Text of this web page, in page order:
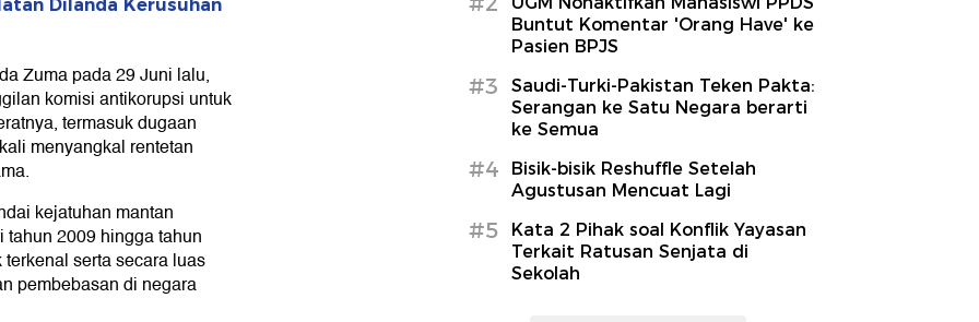
Dilanda Kerusuhan
Zuma pada 29 Juni lalu,
komisi antikorupsi untuk
termasuk dugaan
menyangkal rentetan
kejatuhan mantan
2009 hingga tahun
serta secara luas
pembebasan di negara
Buntut Komentar 'Orang Have' ke
Pasien BPJS
#3
Saudi-Turki-Pakistan Teken Pakta:
Serangan ke Satu Negara berarti
ke Semua
#4
Bisik-bisik Reshuffle Setelah
Agustusan Mencuat Lagi
#5
Kata 2 Pihak soal Konflik Yayasan
Terkait Ratusan Senjata di
Sekolah